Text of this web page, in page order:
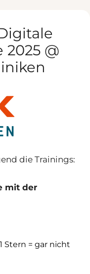
@
die Trainings:
mit der
Stern = gar nicht